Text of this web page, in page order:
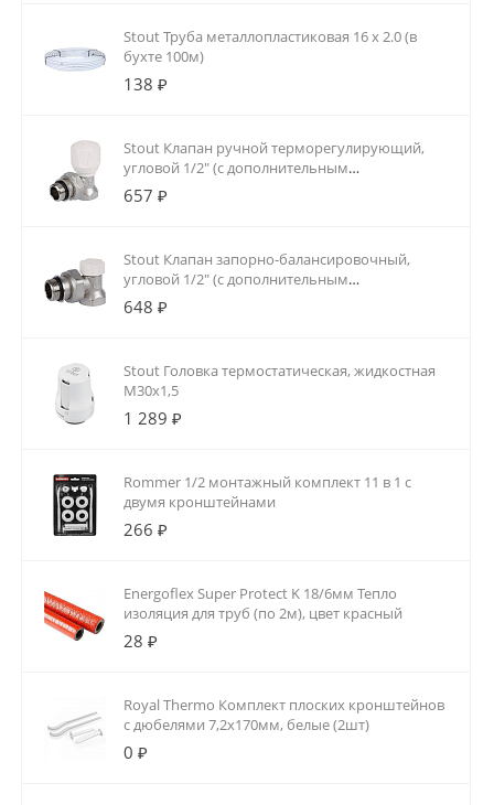
Stout Труба металлопластиковая 16 х 2.0 (в
бухте 100м)
138 ₽
Stout Клапан ручной терморегулирующий,
угловой 1/2" (с дополнительным
уплотнением)
657 ₽
Stout Клапан запорно-балансировочный,
угловой 1/2" (с дополнительным
уплотнением)
648 ₽
Stout Головка термостатическая, жидкостная
M30x1,5
1 289 ₽
Rommer 1/2 монтажный комплект 11 в 1 с
двумя кронштейнами
266 ₽
Energoflex Super Protect K 18/6мм Тепло
изоляция для труб (по 2м), цвет красный
28 ₽
Royal Thermo Комплект плоских кронштейнов
с дюбелями 7,2х170мм, белые (2шт)
0 ₽